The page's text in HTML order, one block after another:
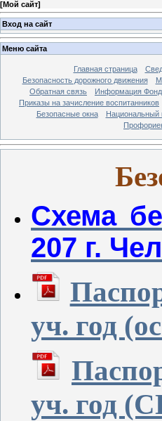
[Мой сайт]
Вход на сайт
Меню сайта
Главная страница
Безопасность дорожного движения
Обратная связь
Информация
Приказы на зачисление воспитанников
Безопасные окна
Схема
207 г.
уч. год
уч. год